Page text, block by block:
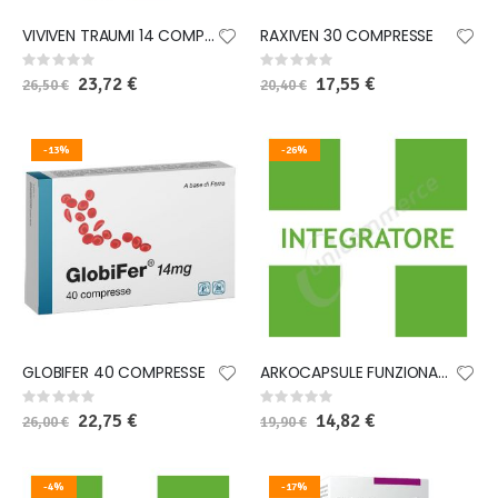
VIVIVEN TRAUMI 14 COMPRESSE
Rating:
0%
26,50 € Special
Price
23,72 €
RAXIVEN 30 COMPRESSE
Rating:
0%
20,40 € Special
Price
17,55 €
-13%
GLOBIFER 40 COMPRESSE
Rating:
0%
26,00 € Special
Price
22,75 €
-26%
ARKOCAPSULE FUNZIONALITA' MICROCIRCOLO MIRTILLO 40 CAPSULE
Rating:
0%
19,90 € Special
Price
14,82 €
-4% -17%